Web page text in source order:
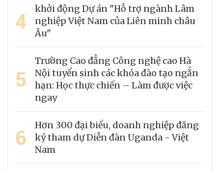
4
khởi động Dự án "Hỗ trợ ngành Lâm
nghiệp Việt Nam của Liên minh châu
Âu"
5
Trường Cao đẳng Công nghệ cao Hà
Nội tuyển sinh các khóa đào tạo ngắn
hạn: Học thực chiến – Làm được việc
ngay
6
Hơn 300 đại biểu, doanh nghiệp đăng
ký tham dự Diễn đàn Uganda - Việt
Nam